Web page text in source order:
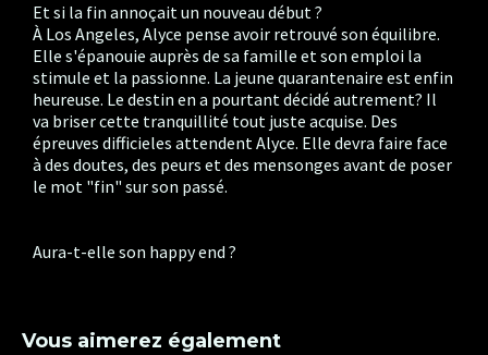
Et si la fin annoçait un nouveau début ?
À Los Angeles, Alyce pense avoir retrouvé son équilibre.
Elle s'épanouie auprès de sa famille et son emploi la
stimule et la passionne. La jeune quarantenaire est enfin
heureuse. Le destin en a pourtant décidé autrement? Il
va briser cette tranquillité tout juste acquise. Des
épreuves difficieles attendent Alyce. Elle devra faire face
à des doutes, des peurs et des mensonges avant de poser
le mot "fin" sur son passé.
Aura-t-elle son happy end ?
Vous aimerez également